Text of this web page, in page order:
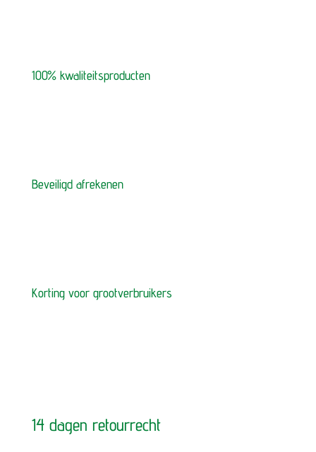
100% kwaliteitsproducten
Beveiligd afrekenen
Korting voor grootverbruikers
14 dagen retourrecht